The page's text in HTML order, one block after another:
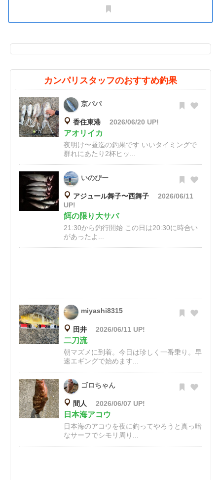
カンパリスタッフのおすすめ釣果
京パパ
香住東港 2026/06/20 UP!
アオリイカ
夜明け〜昼迄の釣果です いいタイミングで
群れにあたり2杯ヒッ...
いのぴー
アジュール舞子〜西舞子
2026/06/11
UP!
餌の限り大サバ
21:30から釣行開始 この日は20:30に時合い
があったよ...
miyashi8315
田井 2026/06/11 UP!
二刀流
朝マズメに到着。今日は珍しく一番乗り。早
速エギングで始めます...
ゴロちゃん
間人 2026/06/07 UP!
日本海アコウ
日本海のアコウを夜に釣ってやろうと真っ暗
なサーフでシモリ周り...